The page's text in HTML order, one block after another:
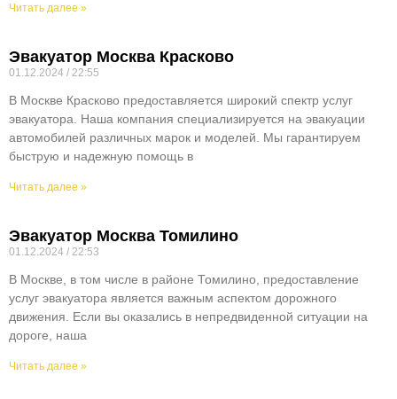
Читать далее »
Эвакуатор Москва Красково
01.12.2024 22:55
В Москве Красково предоставляется широкий спектр услуг
эвакуатора. Наша компания специализируется на эвакуации
автомобилей различных марок и моделей. Мы гарантируем
быструю и надежную помощь в
Читать далее »
Эвакуатор Москва Томилино
01.12.2024 22:53
В Москве, в том числе в районе Томилино, предоставление
услуг эвакуатора является важным аспектом дорожного
движения. Если вы оказались в непредвиденной ситуации на
дороге, наша
Читать далее »